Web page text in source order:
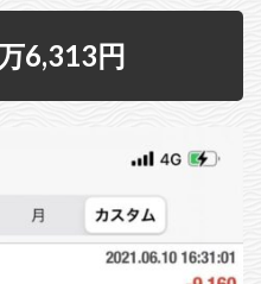
6,313円